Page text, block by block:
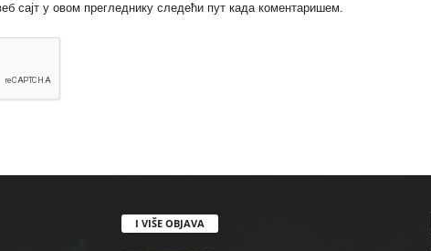
сајт у овом прегледнику следећи пут када коментаришем.
I VIŠE OBJAVA